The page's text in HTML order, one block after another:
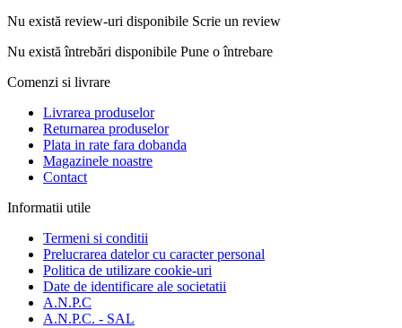
Nu există review-uri disponibile Scrie un review
Nu există întrebări disponibile Pune o întrebare
Comenzi si livrare
Livrarea produselor
Returnarea produselor
Plata in rate fara dobanda
Magazinele noastre
Contact
Informatii utile
Termeni si conditii
Prelucrarea datelor cu caracter personal
Politica de utilizare cookie-uri
Date de identificare ale societatii
A.N.P.C
A.N.P.C. - SAL